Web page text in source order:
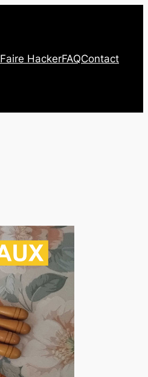
Faire HackerFAQContact
Outlook Live